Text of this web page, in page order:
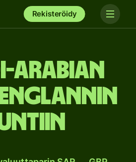
Rekisteröidy
Arabian